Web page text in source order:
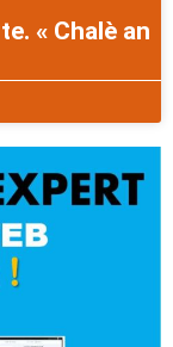
« Chalè an